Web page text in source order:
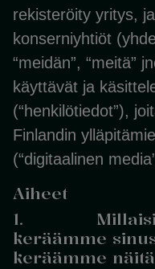
rekisteröity yritys,
konserniyhtiöt
“meidän”, “meitä”
käyttävät ja
(“henkilötiedot”),
Finlandin
(“digitaalinen
Aiheet
1. Millaisia
keräämme
keräämme